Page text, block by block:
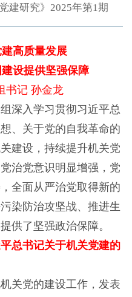
建研究》2025年第1期
高质量发展
设提供坚强保障
书记 孙金龙
入学习贯彻习近平总
、关于党的自我革命的
建设，持续提升机关党
治党意识明显增强，党
全面从严治党取得新的
染防治攻坚战、推进生
供了坚强政治保障。
总书记关于机关党建的
党的建设工作，发表